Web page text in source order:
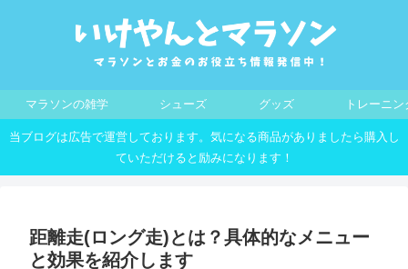
マラソンの雑学 シューズ グッズ トレーニン
当ブログは広告で運営しております。気になる商品がありましたら購入し
ていただけると励みになります！
距離走(ロング走)とは？具体的なメニュー
と効果を紹介します